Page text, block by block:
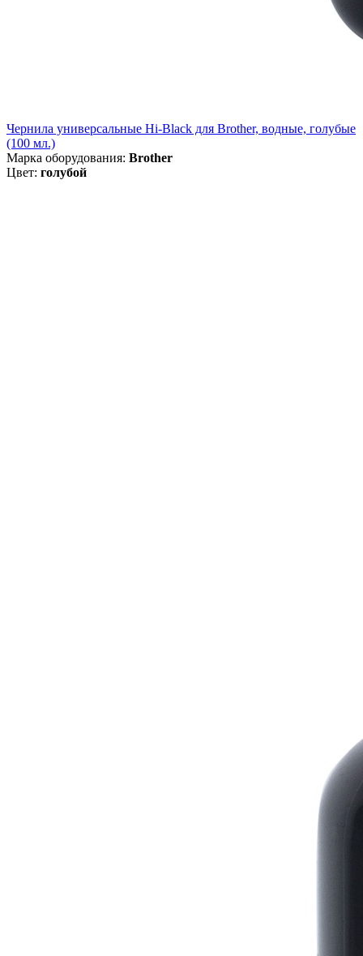
Чернила универсальные Hi-Black для Brother, водные, голубые
(100 мл.)
Марка оборудования: Brother
Цвет: голубой